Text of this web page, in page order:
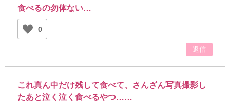
食べるの勿体ない…
0
返信
これ真ん中だけ残して食べて、さんざん写真撮影し
たあと泣く泣く食べるやつ……